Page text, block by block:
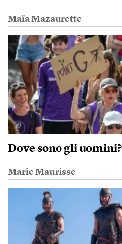
Maïa Mazaurette
Dove sono gli uomini?
Marie Maurisse